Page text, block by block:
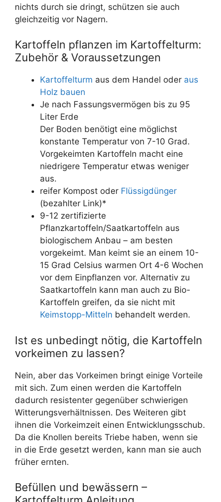
nichts durch sie dringt, schützen sie auch
gleichzeitig vor Nagern.
Kartoffeln pflanzen im Kartoffelturm:
Zubehör & Voraussetzungen
Kartoffelturm aus dem Handel oder aus
Holz bauen
Je nach Fassungsvermögen bis zu 95
Liter Erde
Der Boden benötigt eine möglichst
konstante Temperatur von 7-10 Grad.
Vorgekeimten Kartoffeln macht eine
niedrigere Temperatur etwas weniger
aus.
reifer Kompost oder Flüssigdünger
(bezahlter Link)*
9-12 zertifizierte
Pflanzkartoffeln/Saatkartoffeln aus
biologischem Anbau – am besten
vorgekeimt. Man keimt sie an einem 10-
15 Grad Celsius warmen Ort 4-6 Wochen
vor dem Einpflanzen vor. Alternativ zu
Saatkartoffeln kann man auch zu Bio-
Kartoffeln greifen, da sie nicht mit
Keimstopp-Mitteln behandelt werden.
Ist es unbedingt nötig, die Kartoffeln
vorkeimen zu lassen?
Nein, aber das Vorkeimen bringt einige Vorteile
mit sich. Zum einen werden die Kartoffeln
dadurch resistenter gegenüber schwierigen
Witterungsverhältnissen. Des Weiteren gibt
ihnen die Vorkeimzeit einen Entwicklungsschub.
Da die Knollen bereits Triebe haben, wenn sie
in die Erde gesetzt werden, kann man sie auch
früher ernten.
Befüllen und bewässern –